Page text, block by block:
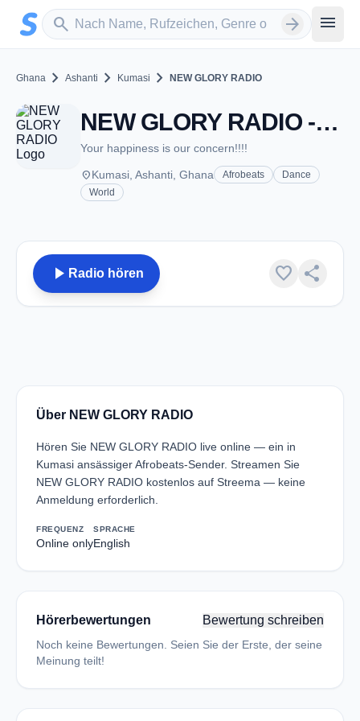
Zum Hauptinhalt springen
search
Sender suchen arrow_forward menu
Ghana chevron_right Ashanti chevron_right Kumasi chevron_right NEW GLORY RADIO
NEW GLORY RADIO - Kumasi
Your happiness is our concern!!!!
placeKumasi, Ashanti, Ghana Afrobeats
Dance
World
play_arrow Radio hören favorite share
Über NEW GLORY RADIO
Hören Sie NEW GLORY RADIO live online — ein in
Kumasi ansässiger Afrobeats-Sender. Streamen Sie
NEW GLORY RADIO kostenlos auf Streema — keine
Anmeldung erforderlich.
FREQUENZ
Online only
SPRACHE
English
Hörerbewertungen Bewertung schreiben
Noch keine Bewertungen. Seien Sie der Erste, der seine
Meinung teilt!